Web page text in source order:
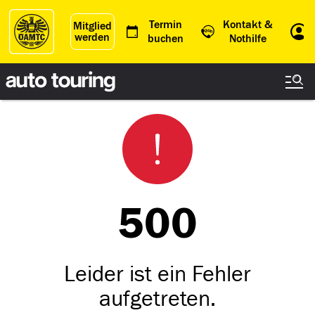
Mitglied
werden
Termin
buchen
Kontakt &
Nothilfe
500
Leider ist ein Fehler
aufgetreten.